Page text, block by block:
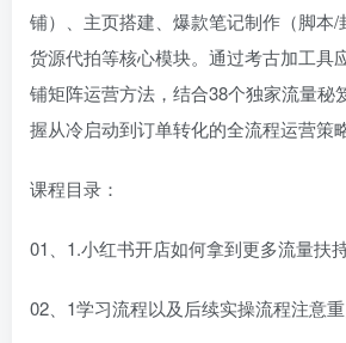
铺）、主页搭建、爆款笔记制作（脚本
货源代拍等核心模块。通过考古加工具
铺矩阵运营方法，结合38个独家流量秘
握从冷启动到订单转化的全流程运营策略
课程目录：
01、1.小红书开店如何拿到更多流量扶
02、1学习流程以及后续实操流程注意